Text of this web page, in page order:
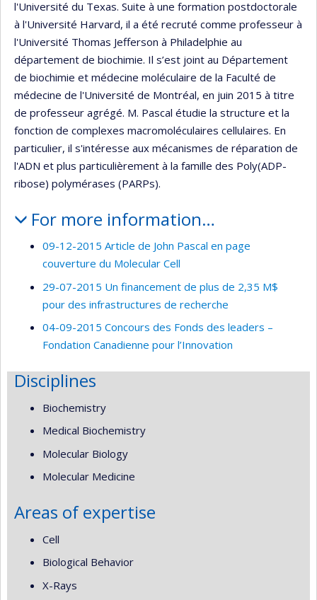
l'Université du Texas. Suite à une formation postdoctorale
à l'Université Harvard, il a été recruté comme professeur à
l'Université Thomas Jefferson à Philadelphie au
département de biochimie. Il s’est joint au Département
de biochimie et médecine moléculaire de la Faculté de
médecine de l'Université de Montréal, en juin 2015 à titre
de professeur agrégé. M. Pascal étudie la structure et la
fonction de complexes macromoléculaires cellulaires. En
particulier, il s'intéresse aux mécanismes de réparation de
l'ADN et plus particulièrement à la famille des Poly(ADP-
ribose) polymérases (PARPs).
For more information…
09-12-2015 Article de John Pascal en page
couverture du Molecular Cell
29-07-2015 Un financement de plus de 2,35 M$
pour des infrastructures de recherche
04-09-2015 Concours des Fonds des leaders –
Fondation Canadienne pour l’Innovation
Disciplines
Biochemistry
Medical Biochemistry
Molecular Biology
Molecular Medicine
Areas of expertise
Cell
Biological Behavior
X-Rays